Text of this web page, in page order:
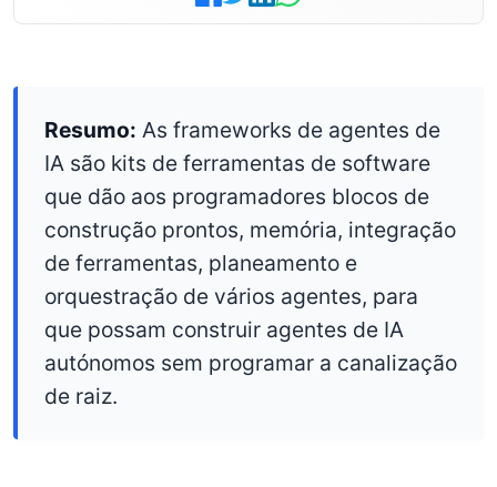
Resumo: As frameworks de agentes de
IA são kits de ferramentas de software
que dão aos programadores blocos de
construção prontos, memória, integração
de ferramentas, planeamento e
orquestração de vários agentes, para
que possam construir agentes de IA
autónomos sem programar a canalização
de raiz.